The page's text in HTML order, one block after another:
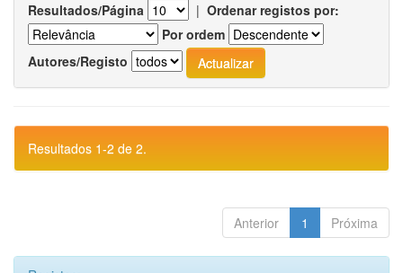
Resultados/Página | Ordenar registos por:
Por ordem
Autores/Registo
Resultados 1-2 de 2.
Anterior 1 Próxima